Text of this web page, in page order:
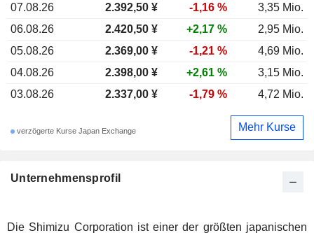
Unternehmensprofil
Die Shimizu Corporation ist einer der größten japanischen
07.08.26
2.392,50 ¥ -1,16 %
3,35 Mio.
06.08.26
2.420,50 ¥ +2,17 %
2,95 Mio.
05.08.26
2.369,00 ¥ -1,21 %
4,69 Mio.
04.08.26
2.398,00 ¥ +2,61 %
3,15 Mio.
03.08.26
2.337,00 ¥ -1,79 % 4,72 Mio.
verzögerte Kurse Japan Exchange Mehr Kurse